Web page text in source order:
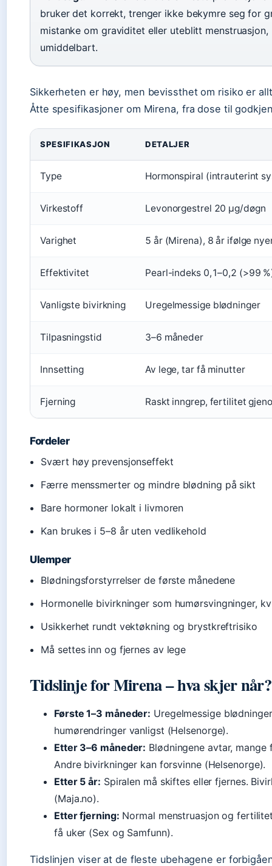
bruker det korrekt, trenger ikke bekymre seg for
mistanke om graviditet eller uteblitt
umiddelbart.
Sikkerheten er høy, men bevissthet om risiko er
Åtte spesifikasjoner om Mirena, fra dose til
SPESIFIKASJON DETALJER
Type Hormonspiral (intrauterint
Virkestoff Levonorgestrel 20 μg/døgn
Varighet 5 år (Mirena), 8 år ifølge
Effektivitet Pearl-indeks 0,1–0,2 (>99
Vanligste bivirkning Uregelmessige blødninger
Tilpasningstid 3–6 måneder
Innsetting Av lege, tar få minutter
Fjerning Raskt inngrep, fertilitet
Fordeler
Svært høy prevensjonseffekt
Færre menssmerter og mindre blødning på sikt
Bare hormoner lokalt i livmoren
Kan brukes i 5–8 år uten vedlikehold
Ulemper
Blødningsforstyrrelser de første månedene
Hormonelle bivirkninger som humørsvingninger,
Usikkerhet rundt vektøkning og brystkreftrisiko
Må settes inn og fjernes av lege
Tidslinje for Mirena – hva skjer når?
Første 1–3 måneder: Uregelmessige
humørendringer vanligst (Helsenorge).
Etter 3–6 måneder: Blødningene avtar, mange
Andre bivirkninger kan forsvinne (Helsenorge).
Etter 5 år: Spiralen må skiftes eller fjernes.
(Maja.no).
Etter fjerning: Normal menstruasjon og
få uker (Sex og Samfunn).
Tidslinjen viser at de fleste ubehagene er